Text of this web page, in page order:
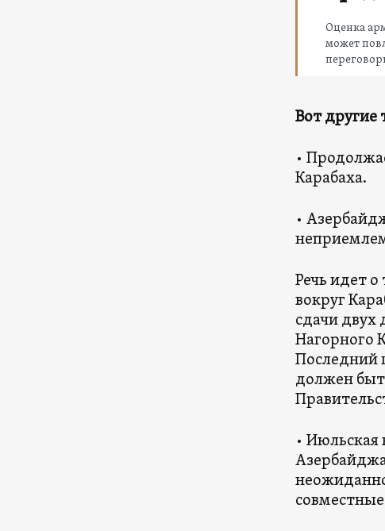
Оценка
может
Вот
•
Карабаха.
•
Речь идет
вокруг
сдачи двух
Нагорного
Последний
должен
• Июльская